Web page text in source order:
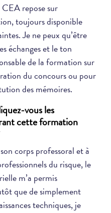
repose sur
toujours disponible
Je ne peux qu’être
échanges et le ton
de la formation sur
du concours ou pour
des mémoires.
vous les
cette formation
corps professoral et à
du risque, le
m’a permis
que de simplement
techniques, je